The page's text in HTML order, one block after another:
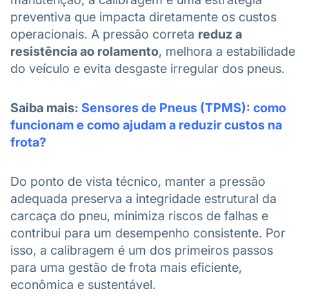
preventiva que impacta diretamente os custos
operacionais. A pressão correta reduz a
resistência ao rolamento, melhora a estabilidade
do veículo e evita desgaste irregular dos pneus.
Saiba mais: Sensores de Pneus (TPMS): como
funcionam e como ajudam a reduzir custos na
frota?
Do ponto de vista técnico, manter a pressão
adequada preserva a integridade estrutural da
carcaça do pneu, minimiza riscos de falhas e
contribui para um desempenho consistente. Por
isso, a calibragem é um dos primeiros passos
para uma gestão de frota mais eficiente,
econômica e sustentável.